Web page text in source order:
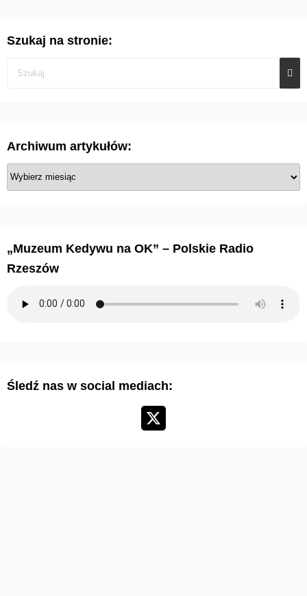
Szukaj na stronie:
Archiwum artykułów:
A
r
k
„Muzeum Kedywu na OK” – Polskie Radio
Rzeszów
Śledź nas w social mediach: